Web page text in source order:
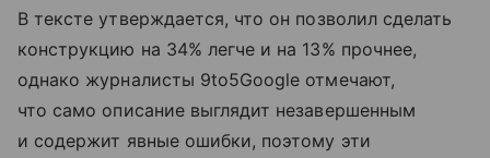
В тексте утверждается, что он позволил сделать
конструкцию на 34% легче и на 13% прочнее,
однако журналисты 9to5Google отмечают,
что само описание выглядит незавершенным
и содержит явные ошибки, поэтому эти